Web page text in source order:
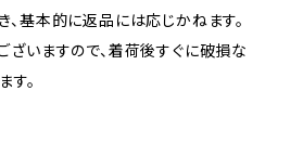
基本的に返品には応じかねます。
ざいますので、着荷後すぐに破損な
す。